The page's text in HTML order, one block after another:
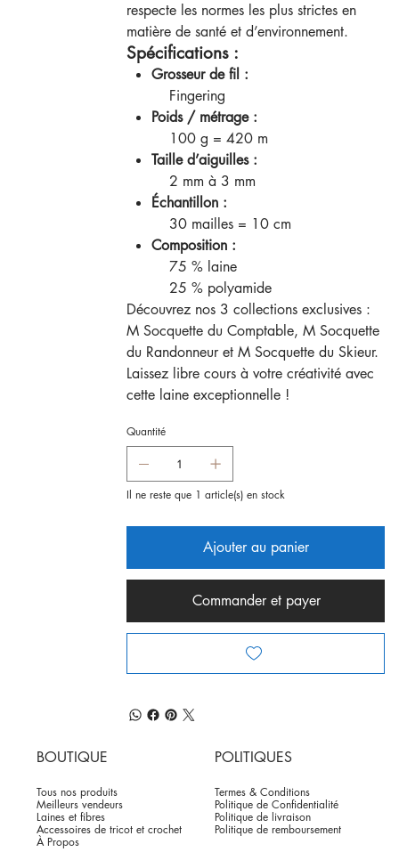
respecte les normes les plus strictes en
matière de santé et d’environnement.
Spécifications :
Grosseur de fil :
Fingering
Poids / métrage :
100 g = 420 m
Taille d’aiguilles :
2 mm à 3 mm
Échantillon :
30 mailles = 10 cm
Composition :
75 % laine
25 % polyamide
Découvrez nos 3 collections exclusives :
M Socquette du Comptable, M Socquette
du Randonneur et M Socquette du Skieur.
Laissez libre cours à votre créativité avec
cette laine exceptionnelle !
Quantité
Il ne reste que 1 article(s) en stock
Ajouter au panier
Commander et payer
BOUTIQUE
Tous nos produits
Meilleurs vendeurs
Laines et fibres
Accessoires de tricot et crochet
À Propos
POLITIQUES
Termes & Conditions
Politique de Confidentialité
Politique de livraison
Politique de remboursement